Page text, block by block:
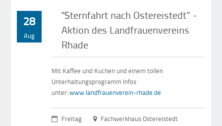
28
Aug
"Sternfahrt nach Ostereistedt” -
Aktion des Landfrauenvereins
Rhade
Mit Kaffee und Kuchen und einem tollen
Unterhaltungsprogramm Infos
unter:www.landfrauenverein-rhade.de
Freitag Fachwerkhaus Ostereistedt